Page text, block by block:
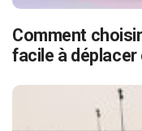
Comment
facile à